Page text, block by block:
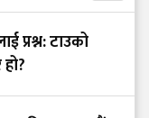
प्रश्न: टाउको